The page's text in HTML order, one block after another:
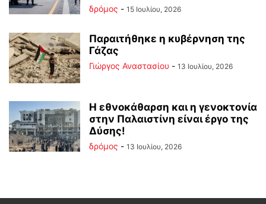
δρόμος - 15 Ιουλίου, 2026
Παραιτήθηκε η κυβέρνηση της
Γάζας
Γιώργος Αναστασίου - 13 Ιουλίου, 2026
Η εθνοκάθαρση και η γενοκτονία
στην Παλαιστίνη είναι έργο της
Δύσης!
δρόμος - 13 Ιουλίου, 2026